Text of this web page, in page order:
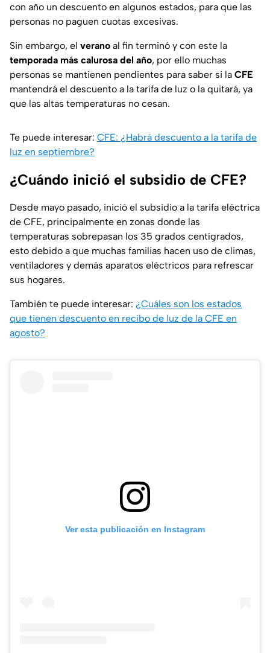
con año un descuento en algunos estados, para que las
personas no paguen cuotas excesivas.
Sin embargo, el verano al fin terminó y con este la
temporada más calurosa del año, por ello muchas
personas se mantienen pendientes para saber si la CFE
mantendrá el descuento a la tarifa de luz o la quitará, ya
que las altas temperaturas no cesan.
Te puede interesar: CFE: ¿Habrá descuento a la tarifa de
luz en septiembre?
¿Cuándo inició el subsidio de CFE?
Desde mayo pasado, inició el subsidio a la tarifa eléctrica
de CFE, principalmente en zonas donde las
temperaturas sobrepasan los 35 grados centígrados,
esto debido a que muchas familias hacen uso de climas,
ventiladores y demás aparatos eléctricos para refrescar
sus hogares.
También te puede interesar: ¿Cuáles son los estados
que tienen descuento en recibo de luz de la CFE en
agosto?
Ver esta publicación en Instagram